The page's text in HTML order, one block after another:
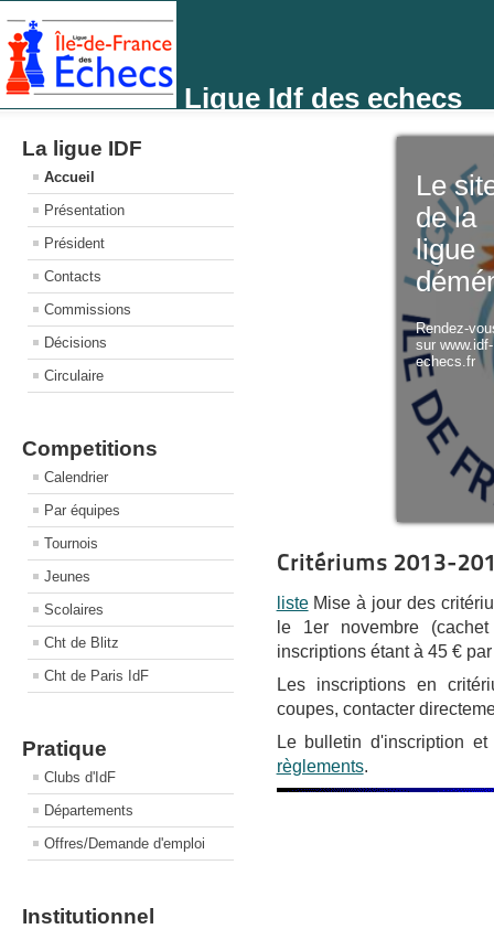
Ligue Idf des echecs
La ligue IDF
Accueil
Présentation
Président
Contacts
Commissions
Décisions
Circulaire
Competitions
Calendrier
Par équipes
Tournois
Jeunes
Scolaires
Cht de Blitz
Cht de Paris IdF
Pratique
Clubs d'IdF
Départements
Offres/Demande d'emploi
Institutionnel
Le
de la
ligue
Rendez-
sur www.idf-
echecs.fr
Critériums 2013-
listeMise à jour des
le 1er novembre
inscriptions étant à 45 €
Les inscriptions en
coupes, contacter
Le bulletin d'inscription
règlements.